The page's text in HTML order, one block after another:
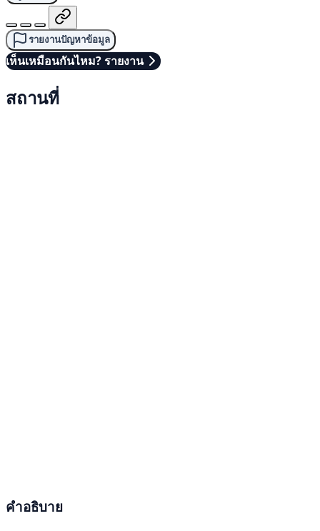
รายงานปัญหาข้อมูล
เห็นเหมือนกันไหม? รายงาน
สถานที่
คำอธิบาย